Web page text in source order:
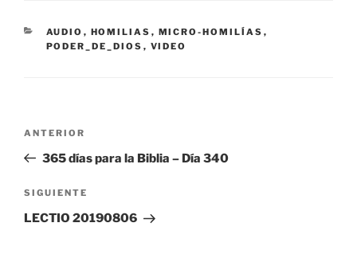
CATEGORÍAS
AUDIO , HOMILIAS , MICRO-HOMILÍAS ,
PODER_DE_DIOS , VIDEO
entradas
Entrada
anterior:
ANTERIOR
365 días para la Biblia – Día 340
Siguiente
entrada
SIGUIENTE
LECTIO 20190806